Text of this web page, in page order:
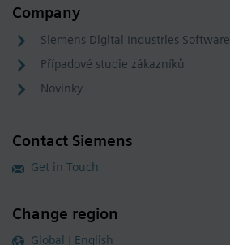
Company
Siemens Digital Industries Software
Případové studie zákazníků
Novinky
Contact Siemens
Get in Touch
Change region
Global | English